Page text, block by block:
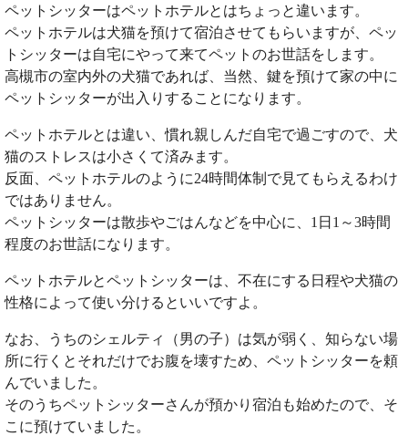
ペットシッターはペットホテルとはちょっと違います。
ペットホテルは犬猫を預けて宿泊させてもらいますが、ペッ
トシッターは自宅にやって来てペットのお世話をします。
高槻市の室内外の犬猫であれば、当然、鍵を預けて家の中に
ペットシッターが出入りすることになります。
ペットホテルとは違い、慣れ親しんだ自宅で過ごすので、犬
猫のストレスは小さくて済みます。
反面、ペットホテルのように24時間体制で見てもらえるわけ
ではありません。
ペットシッターは散歩やごはんなどを中心に、1日1～3時間
程度のお世話になります。
ペットホテルとペットシッターは、不在にする日程や犬猫の
性格によって使い分けるといいですよ。
なお、うちのシェルティ（男の子）は気が弱く、知らない場
所に行くとそれだけでお腹を壊すため、ペットシッターを頼
んでいました。
そのうちペットシッターさんが預かり宿泊も始めたので、そ
こに預けていました。